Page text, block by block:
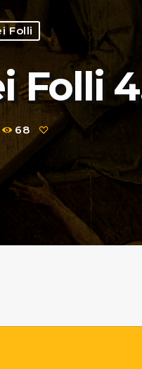
Folli
Folli
68